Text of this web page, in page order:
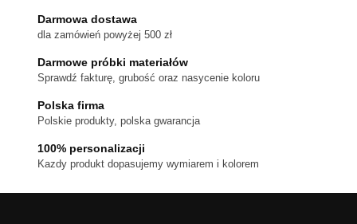
Opcje
można
wybrać
stronie
Darmowa dostawa
dla zamówień powyżej 500 zł
Darmowe próbki materiałów
Sprawdź fakturę, grubość oraz nasycenie koloru
Polska firma
Polskie produkty, polska gwarancja
100% personalizacji
Kazdy produkt dopasujemy wymiarem i kolorem